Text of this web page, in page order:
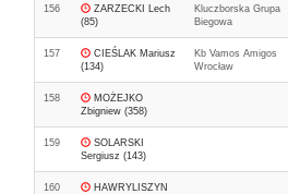
156
ZARZECKI Lech
(85)
Kluczborska Grupa
Biegowa
157
CIEŚLAK Mariusz
(134)
Kb Vamos Amigos
Wrocław
158
MOŻEJKO
Zbigniew (358)
159
SOLARSKI
Sergiusz (143)
160
HAWRYLISZYN